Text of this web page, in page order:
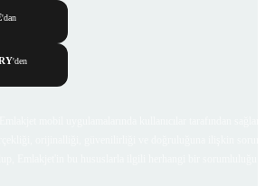
'dan
'den